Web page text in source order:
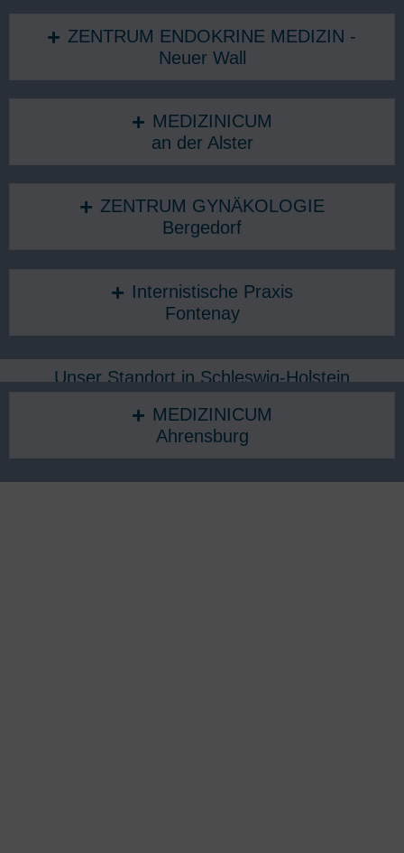
ZENTRUM ENDOKRINE MEDIZIN -
Neuer Wall
MEDIZINICUM
an der Alster
ZENTRUM GYNÄKOLOGIE
Bergedorf
Internistische Praxis
Fontenay
Unser Standort in Schleswig-Holstein
MEDIZINICUM
Ahrensburg